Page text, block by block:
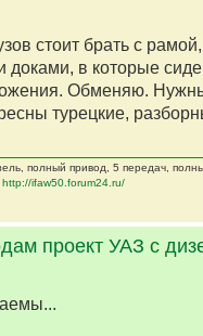
стоит брать с
доками, в которые
Обменяю.
турецкие,
полный привод, 5 передач,
http://ifaw50.forum24.ru/
проект УАЗ с